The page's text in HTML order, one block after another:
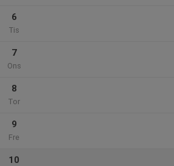
6
Tis
7
Ons
8
Tor
9
Fre
10